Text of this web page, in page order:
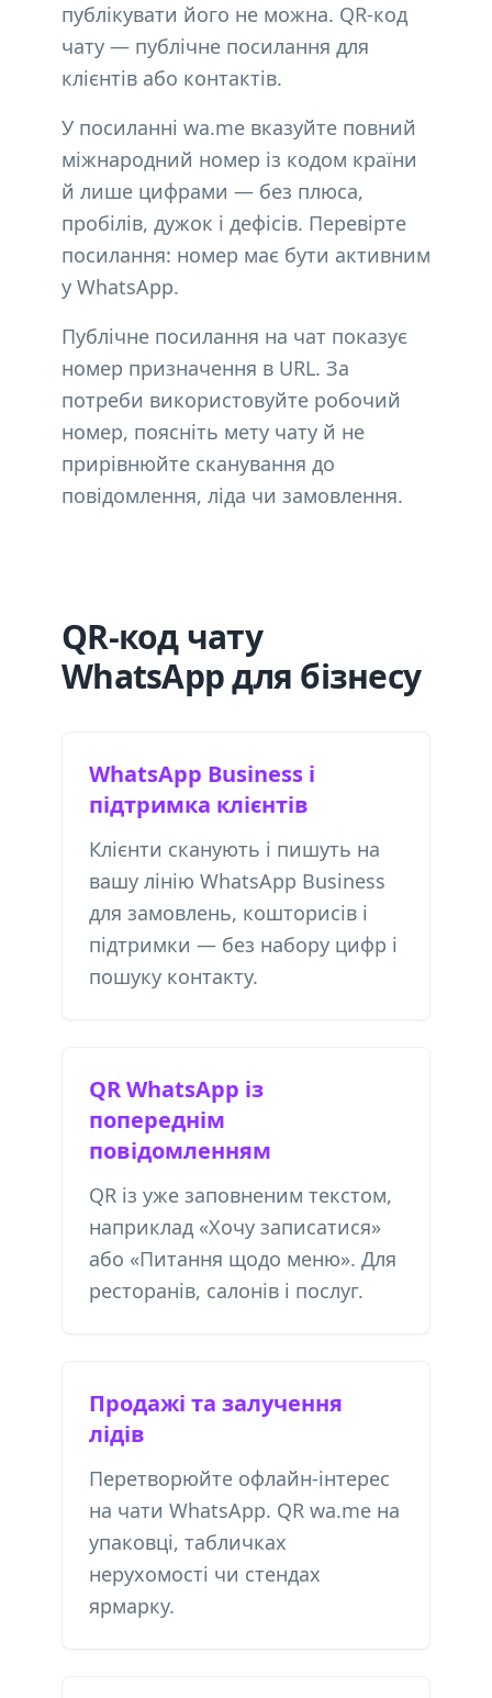
публікувати його не можна. QR-код
чату — публічне посилання для
клієнтів або контактів.
У посиланні wa.me вказуйте повний
міжнародний номер із кодом країни
й лише цифрами — без плюса,
пробілів, дужок і дефісів. Перевірте
посилання: номер має бути активним
у WhatsApp.
Публічне посилання на чат показує
номер призначення в URL. За
потреби використовуйте робочий
номер, поясніть мету чату й не
прирівнюйте сканування до
повідомлення, ліда чи замовлення.
QR-код чату
WhatsApp для бізнесу
WhatsApp Business і
підтримка клієнтів
Клієнти сканують і пишуть на
вашу лінію WhatsApp Business
для замовлень, кошторисів і
підтримки — без набору цифр і
пошуку контакту.
QR WhatsApp із
попереднім
повідомленням
QR із уже заповненим текстом,
наприклад «Хочу записатися»
або «Питання щодо меню». Для
ресторанів, салонів і послуг.
Продажі та залучення
лідів
Перетворюйте офлайн-інтерес
на чати WhatsApp. QR wa.me на
упаковці, табличках
нерухомості чи стендах
ярмарку.